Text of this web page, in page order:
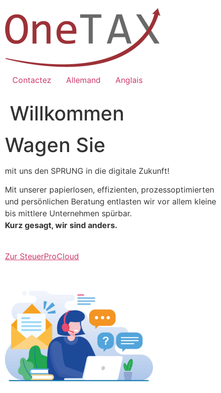
Inhalt
springen
Contactez Allemand Anglais
Willkommen
Wagen Sie
mit uns den SPRUNG in die digitale Zukunft!
Mit unserer papierlosen, effizienten, prozessoptimierten
und persönlichen Beratung entlasten wir vor allem kleine
bis mittlere Unternehmen spürbar.
Kurz gesagt, wir sind anders.
Zur SteuerProCloud